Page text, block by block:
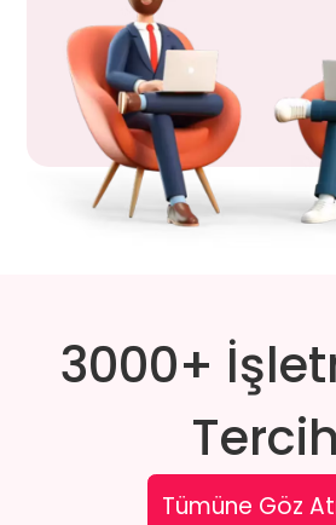
3000+
Tümüne Göz